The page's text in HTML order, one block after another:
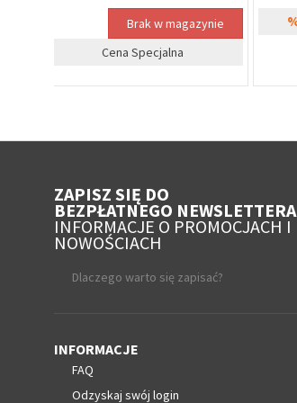
Cena Specjalna
ZAPISZ SIĘ DO
BEZPŁATNEGO NEWSLETTERA
INFORMACJE O PROMOCJACH I
NOWOŚCIACH
Dlaczego warto się zapisać?
INFORMACJE
FAQ
Odzyskaj swój login